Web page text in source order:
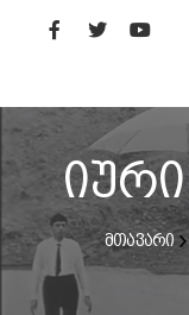
მთავარი